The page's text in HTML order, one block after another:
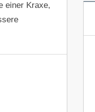
einer Kraxe,